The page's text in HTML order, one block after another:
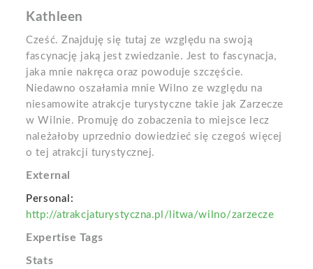
Kathleen
Cześć. Znajduję się tutaj ze względu na swoją
fascynację jaką jest zwiedzanie. Jest to fascynacja,
jaka mnie nakręca oraz powoduje szczęście.
Niedawno oszałamia mnie Wilno ze względu na
niesamowite atrakcje turystyczne takie jak Zarzecze
w Wilnie. Promuję do zobaczenia to miejsce lecz
należałoby uprzednio dowiedzieć się czegoś więcej
o tej atrakcji turystycznej.
External
Personal:
http://atrakcjaturystyczna.pl/litwa/wilno/zarzecze
Expertise Tags
Stats